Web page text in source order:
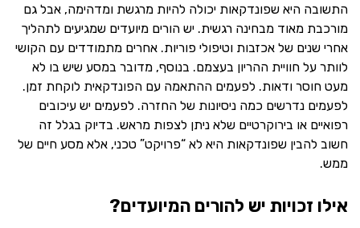
התשובה היא שפונדקאות יכולה להיות מרגשת ומדהימה, אבל גם
מורכבת מאוד מבחינה רגשית. יש הורים מיועדים שמגיעים לתהליך
אחרי שנים של אכזבות וטיפולי פוריות. אחרים מתמודדים עם הקושי
לוותר על חוויית ההריון בעצמם. בנוסף, מדובר במסע שיש בו לא
מעט חוסר ודאות. לפעמים ההתאמה עם הפונדקאית לוקחת זמן.
לפעמים נדרשים כמה ניסיונות של החזרה. לפעמים יש עיכובים
רפואיים או בירוקרטיים שלא ניתן לצפות מראש. בדיוק בגלל זה
חשוב להבין שפונדקאות היא לא “פרויקט” טכני, אלא מסע חיים של
ממש.
אילו זכויות יש להורים המיועדים?